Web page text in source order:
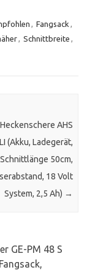
, Fangsack ,
, Schnittbreite ,
AHS
(Akku, Ladegerät,
50cm,
18 Volt
System, 2,5 Ah) →
GE-PM 48 S